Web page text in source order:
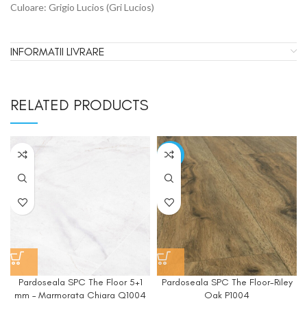
Culoare: Grigio Lucios (Gri Lucios)
INFORMATII LIVRARE
RELATED PRODUCTS
Pardoseala SPC The Floor 5+1
mm – Marmorata Chiara Q1004
-19%
Pardoseala SPC The Floor-Riley
Oak P1004